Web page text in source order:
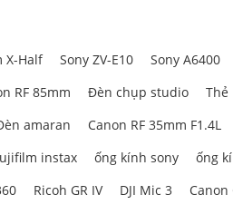
X-Half Sony ZV-E10 Sony A6400
RF 85mm Đèn chụp studio
Thẻ
amaran Canon RF 35mm F1.4L
instax ống kính sony
ống
Ricoh GR IV DJI Mic 3 Canon